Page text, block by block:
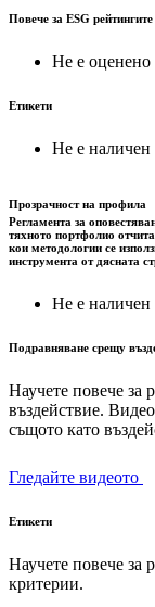
Повече за ESG
Не е оценено
Етикети
Не е наличен
Прозрачност на профила
Регламента за
тяхното портфолио
кои методологии се
инструмента от дясната
Не е наличен
Подравняване срещу
Научете повече за
въздействие.
същото като
Гледайте видеото
Етикети
Научете повече за
критерии.